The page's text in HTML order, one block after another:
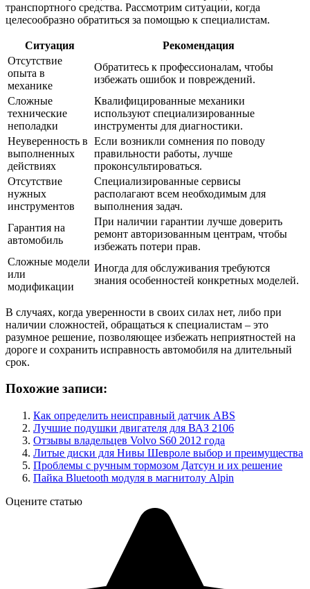
транспортного средства. Рассмотрим ситуации, когда
целесообразно обратиться за помощью к специалистам.
Ситуация
Рекомендация
Отсутствие
опыта в
механике
Обратитесь к профессионалам, чтобы
избежать ошибок и повреждений.
Сложные
технические
неполадки
Квалифицированные механики
используют специализированные
инструменты для диагностики.
Неуверенность в
выполненных
действиях
Если возникли сомнения по поводу
правильности работы, лучше
проконсультироваться.
Отсутствие
нужных
инструментов
Специализированные сервисы
располагают всем необходимым для
выполнения задач.
Гарантия на
автомобиль
При наличии гарантии лучше доверить
ремонт авторизованным центрам, чтобы
избежать потери прав.
Сложные модели
или
модификации
Иногда для обслуживания требуются
знания особенностей конкретных моделей.
В случаях, когда уверенности в своих силах нет, либо при
наличии сложностей, обращаться к специалистам – это
разумное решение, позволяющее избежать неприятностей на
дороге и сохранить исправность автомобиля на длительный
срок.
Похожие записи:
Как определить неисправный датчик ABS
Лучшие подушки двигателя для ВАЗ 2106
Отзывы владельцев Volvo S60 2012 года
Литые диски для Нивы Шевроле выбор и преимущества
Проблемы с ручным тормозом Датсун и их решение
Пайка Bluetooth модуля в магнитолу Alpin
Оцените статью